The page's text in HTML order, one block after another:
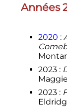
Années
2020 :
2023 :
2023 :